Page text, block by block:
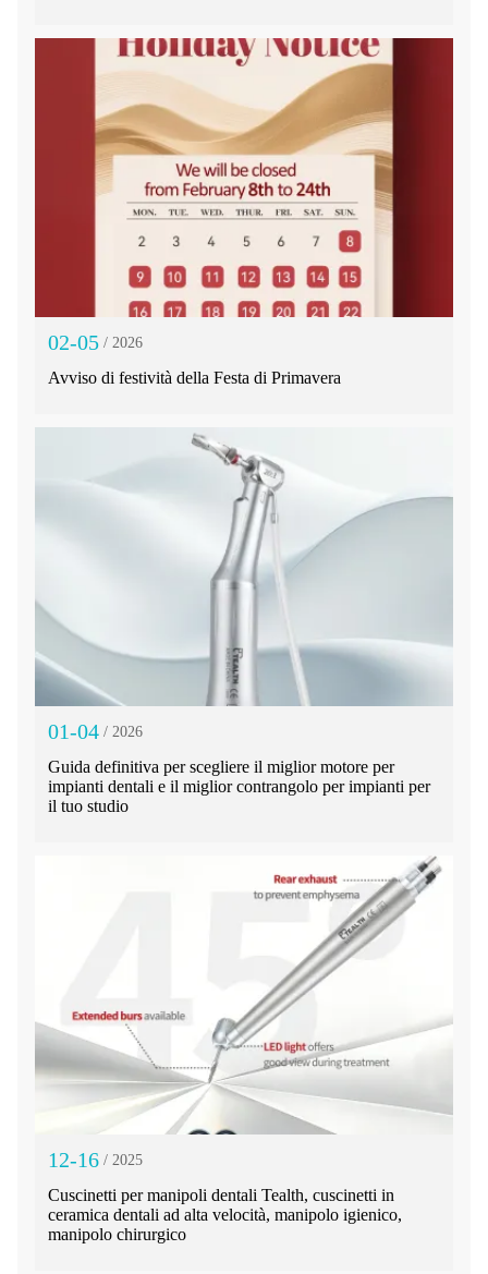
02-05 / 2026
Avviso di festività della Festa di Primavera
01-04 / 2026
Guida definitiva per scegliere il miglior motore per
impianti dentali e il miglior contrangolo per impianti per
il tuo studio
12-16 / 2025
Cuscinetti per manipoli dentali Tealth, cuscinetti in
ceramica dentali ad alta velocità, manipolo igienico,
manipolo chirurgico